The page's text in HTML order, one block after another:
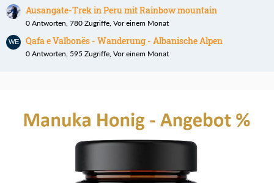
Ausangate-Trek in Peru mit Rainbow mountain
0 Antworten, 780 Zugriffe, Vor einem Monat
Qafa e Valbonës - Wanderung - Albanische Alpen
0 Antworten, 595 Zugriffe, Vor einem Monat